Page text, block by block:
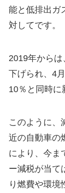
能と低排出ガ
対してです。
2019年から
下げられ、4
10％と同時に
このように、
近の自動車の
により、今ま
ー減税が当て
り燃費や環境